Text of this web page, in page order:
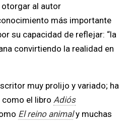
otorgar al autor
más importante
su capacidad de reflejar: “la
convirtiendo la realidad en
el libro Adiós
El reino animaly muchas